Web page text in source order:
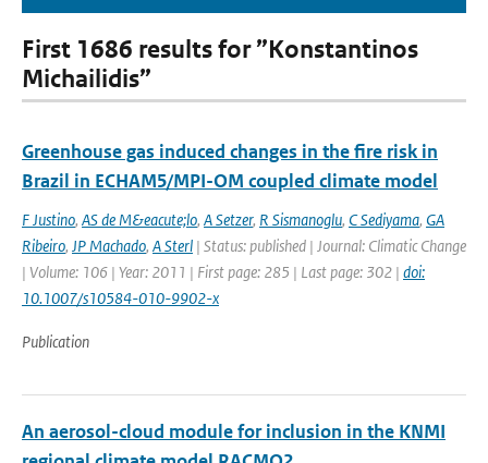
First 1686 results for ”Konstantinos
Michailidis”
Greenhouse gas induced changes in the fire risk in
Brazil in ECHAM5/MPI-OM coupled climate model
F Justino, AS de M&eacute;lo, A Setzer, R Sismanoglu, C Sediyama, GA
Ribeiro, JP Machado, A Sterl | Status: published | Journal: Climatic Change
| Volume: 106 | Year: 2011 | First page: 285 | Last page: 302 | doi:
10.1007/s10584-010-9902-x
Publication
An aerosol-cloud module for inclusion in the KNMI